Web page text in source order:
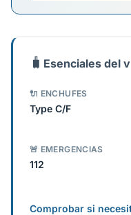
🧳 Esenciales del
🔌 ENCHUFES
Type C/F
🚨 EMERGENCIAS
112
Comprobar si